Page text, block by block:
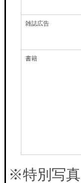
雑誌広告
書籍
※特別写